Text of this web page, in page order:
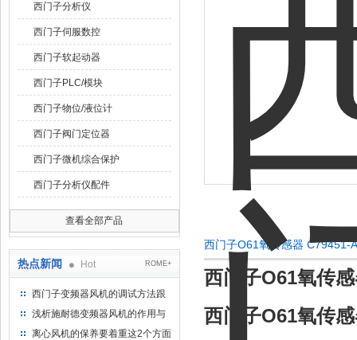
西门子分析仪
西门子伺服数控
西门子软起动器
西门子PLC/模块
西门子物位/液位计
西门子阀门定位器
西门子微机综合保护
西门子分析仪配件
查看全部产品
热点新闻 Hot ROME+
西门子变频器风机的调试方法跟
步骤
浅析施耐德变频器风机的作用与
意义所在
离心风机的保养要着重这2个方面
西门子O61氧传感器 C79451-
西门子O61氧传
西门子O61氧传